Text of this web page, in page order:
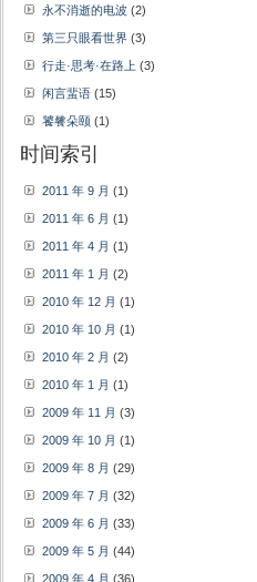
永不消逝的电波 (2)
第三只眼看世界 (3)
行走·思考·在路上 (3)
闲言蜚语 (15)
饕餮朵颐 (1)
时间索引
2011 年 9 月 (1)
2011 年 6 月 (1)
2011 年 4 月 (1)
2011 年 1 月 (2)
2010 年 12 月 (1)
2010 年 10 月 (1)
2010 年 2 月 (2)
2010 年 1 月 (1)
2009 年 11 月 (3)
2009 年 10 月 (1)
2009 年 8 月 (29)
2009 年 7 月 (32)
2009 年 6 月 (33)
2009 年 5 月 (44)
2009 年 4 月 (36)